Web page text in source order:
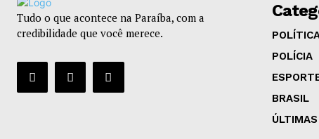
Tudo o que acontece na Paraíba, com a
credibilidade que você merece.
POLÍCIA
BRASIL